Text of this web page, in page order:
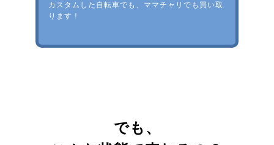
カスタムした自転車でも、ママチャリでも買い取
ります！
でも、